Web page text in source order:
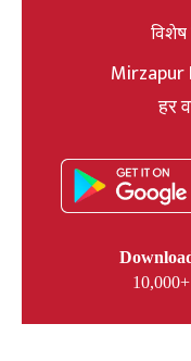
विशेष
Mirzapur
हर
10,000+